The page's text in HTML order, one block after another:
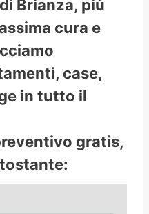
Brianza, più
cura e
case,
in tutto il
gratis,